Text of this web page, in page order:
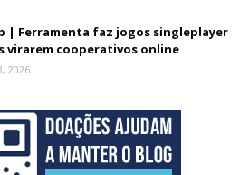
| Ferramenta faz jogos singleplayer
virarem cooperativos online
2026